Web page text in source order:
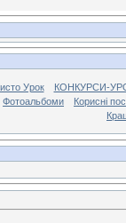
Урок
КОНКУРСИ-
Фотоальбоми
Корисні